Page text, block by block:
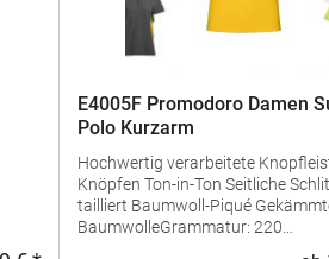
E4005F Promodoro Damen
Polo Kurzarm
Hochwertig verarbeitete
Knöpfen Ton-in-Ton Seitliche Schlitze Leicht
tailliert Baumwoll-Piqué Gekämmte
BaumwolleGrammatur: 220